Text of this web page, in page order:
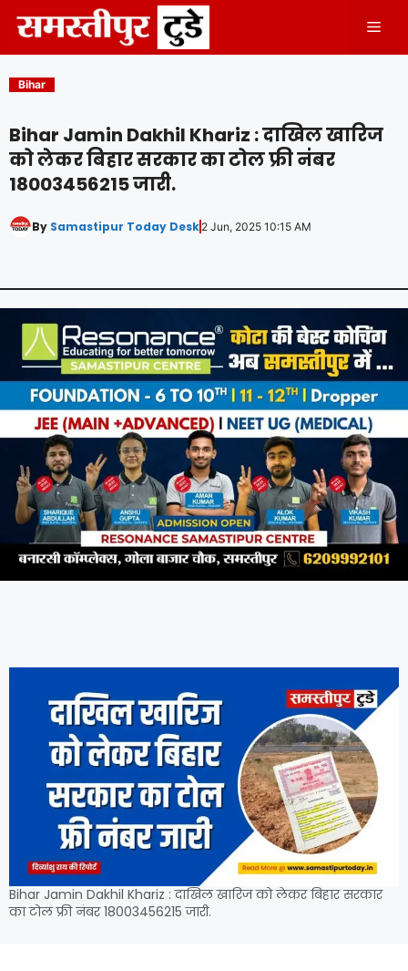
content
Bihar
Bihar Jamin Dakhil Khariz : दाखिल खारिज
को लेकर बिहार सरकार का टोल फ्री नंबर
18003456215 जारी.
By Samastipur Today Desk 2 Jun, 2025 10:15 AM
Bihar Jamin Dakhil Khariz : दाखिल खारिज को लेकर बिहार सरकार
का टोल फ्री नंबर 18003456215 जारी.